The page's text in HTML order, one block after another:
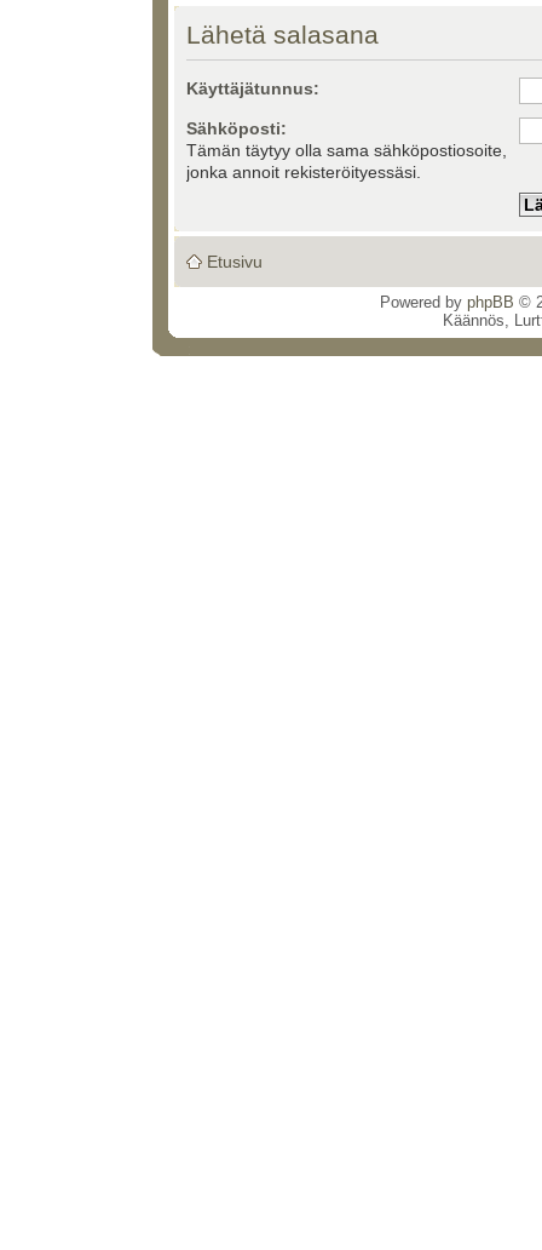
Lähetä salasana
Käyttäjätunnus:
Sähköposti:
Tämän täytyy olla sama sähköpostiosoite,
jonka annoit rekisteröityessäsi.
Etusivu
Powered by phpBB ©
Käännös,